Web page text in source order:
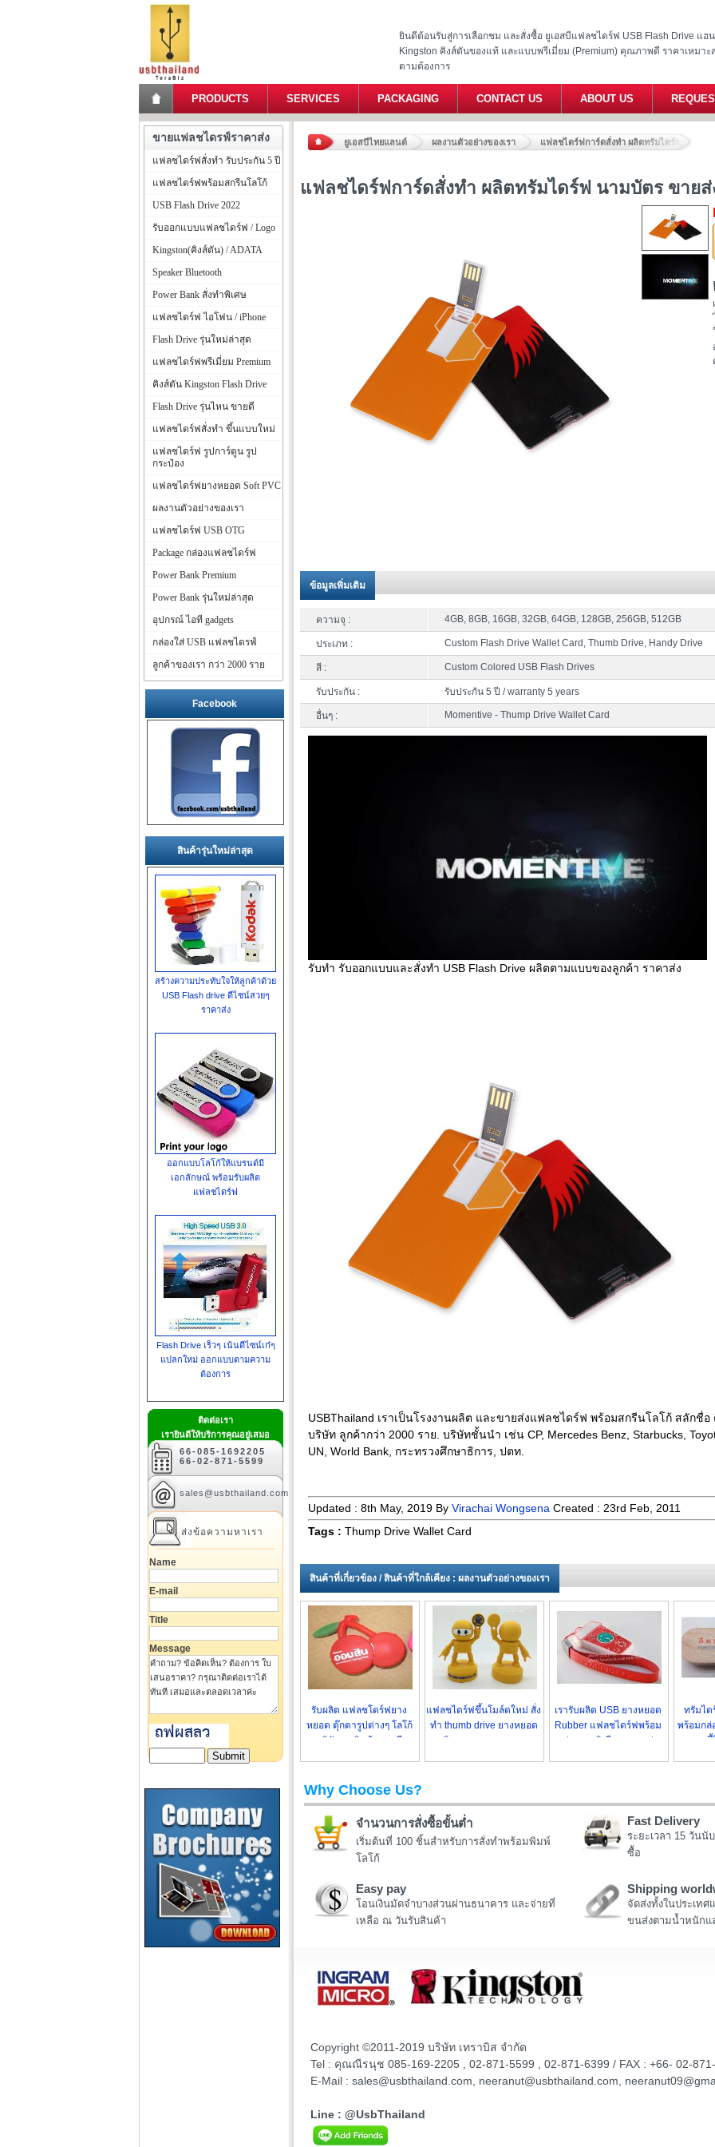
ยินดีต้อนรับสู่การเลือกชม และสั่งซื้อ ยูเอสบีแฟลชไดร์ฟ USB Flash Drive แฮ
Kingston คิงส์ตันของแท้ และแบบพรีเมี่ยม (Premium) คุณภาพดี ราคาเหมา
ตามต้องการ
PRODUCTS SERVICES PACKAGING CONTACT US ABOUT US
ยูเอสบีไทยแลนด์ ผลงานตัวอย่างของเรา แฟลชไดร์ฟการ์ดสั่งทำ ผลิตทรัมไดร์ฟ นามบัต
แฟลชไดร์ฟการ์ดสั่งทำ ผลิตทรัมไดร์ฟ นามบัตร ขาย
ข้อมูลเพิ่มเติม
ความจุ : 4GB, 8GB, 16GB, 32GB, 64GB, 128GB, 256GB, 512GB
ประเภท : Custom Flash Drive Wallet Card, Thumb Drive, Handy Drive
สี : Custom Colored USB Flash Drives
รับประกัน : รับประกัน 5 ปี / warranty 5 years
อื่นๆ : Momentive - Thump Drive Wallet Card
รับทำ รับออกแบบและสั่งทำ USB Flash Drive ผลิตตามแบบของลูกค้า ราคาส่ง
USBThailand เราเป็นโรงงานผลิต และขายส่งแฟลชไดร์ฟ พร้อมสกรีนโลโก้ สลักชื่อ
บริษัท ลูกค้ากว่า 2000 ราย. บริษัทชั้นนำ เช่น CP, Mercedes Benz, Starbucks,
UN, World Bank, กระทรวงศึกษาธิการ, ปตท.
Updated : 8th May, 2019 By Virachai Wongsena Created : 23rd Feb, 2011
Tags : Thump Drive Wallet Card
สินค้าที่เกี่ยวข้อง / สินค้าที่ใกล้เคียง : ผลงานตัวอย่างของเรา
รับผลิต แฟลชโดร์ฟยาง
หยอด ตุ๊กตารูปต่างๆ โลโก้
บริษัทฯ - สินค้าขายดี
แฟลชไดร์ฟขึ้นโมล์ดใหม่ สั่ง
ทำ thumb drive ยางหยอด
ผลิตตามแบบ ราคาถูก
เรารับผลิต USB ยางหยอด
Rubber แฟลชไดร์ฟพร้อม
กล่องอะลูมิเนียม ราคาส่ง
ทรัมได
พร้อมกล่
แฮน
Why Choose Us?
จำนวนการสั่งซื้อขั้นต่ำ
เริ่มต้นที่ 100 ชิ้นสำหรับการสั่งทำพร้อมพิมพ์
โลโก้
Fast Delivery
ระยะเวลา 15 วัน
ซื้อ
Easy pay
โอนเงินมัดจำบางส่วนผ่านธนาคาร และจ่ายที่
เหลือ ณ วันรับสินค้า
Shipping
จัดส่งทั้งในประเทศ
ขนส่งตามน้ำหนักแ
Copyright ©2011-2019 บริษัท เทราบิส จำกัด
Tel : คุณณีรนุช 085-169-2205 , 02-871-5599 , 02-871-6399 / FAX : +66- 02-
E-Mail : sales@usbthailand.com, neeranut@usbthailand.com,
Line : @UsbThailand
ขายแฟลชไดรฟ์ราคาส่ง
แฟลชไดร์ฟสั่งทำ รับประกัน 5 ปี
แฟลชไดร์ฟพร้อมสกรีนโลโก้
USB Flash Drive 2022
รับออกแบบแฟลชไดร์ฟ / Logo
Kingston(คิงส์ตัน) / ADATA
Speaker Bluetooth
Power Bank สั่งทำพิเศษ
แฟลชไดร์ฟ ไอโฟน / iPhone
Flash Drive รุ่นใหม่ล่าสุด
แฟลชไดร์ฟพรีเมี่ยม Premium
คิงส์ตัน Kingston Flash Drive
Flash Drive รุ่นไหน ขายดี
แฟลชไดร์ฟสั่งทำ ขึ้นแบบใหม่
แฟลชไดร์ฟ รูปการ์ตูน รูป
กระป๋อง
แฟลชไดร์ฟยางหยอด Soft PVC
ผลงานตัวอย่างของเรา
แฟลชไดร์ฟ USB OTG
Package กล่องแฟลชไดร์ฟ
Power Bank Premium
Power Bank รุ่นใหม่ล่าสุด
อุปกรณ์ ไอที gadgets
กล่องใส่ USB แฟลชไดรฟ์
ลูกค้าของเรา กว่า 2000 ราย
Facebook
สินค้ารุ่นใหม่ล่าสุด
สร้างความประทับใจให้ลูกค้าด้วย
USB Flash drive ดีไซน์สวยๆ
ราคาส่ง
ออกแบบโลโก้ให้แบรนด์มี
เอกลักษณ์ พร้อมรับผลิต
แฟลชไดร์ฟ
Flash Drive เร็วๆ เน้นดีไซน์เก๋ๆ
แปลกใหม่ ออกแบบตามความ
ต้องการ
ติดต่อเรา
เรายินดีให้บริการคุณอยู่เสมอ
66-085-1692205
66-02-871-5599
sales@usbthailand.com
ส่งข้อความหาเรา
Name
E-mail
Title
Message